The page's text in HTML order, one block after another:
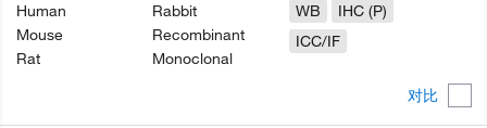
对比
Human
Mouse
Rat
Rabbit
Recombinant
Monoclonal
WB
IHC (P)
ICC/IF